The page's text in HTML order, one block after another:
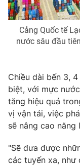
Video
VTV Money
Thị trường 24h
VTV4
VTV9
Cảng Quốc tế
nước sâu đầu
Chiều dài bến 3,
biệt, với mực
tăng hiệu quả
vị vận tải, việc
sẽ nâng cao năng
"Sẽ đưa được
các tuyến xa, như